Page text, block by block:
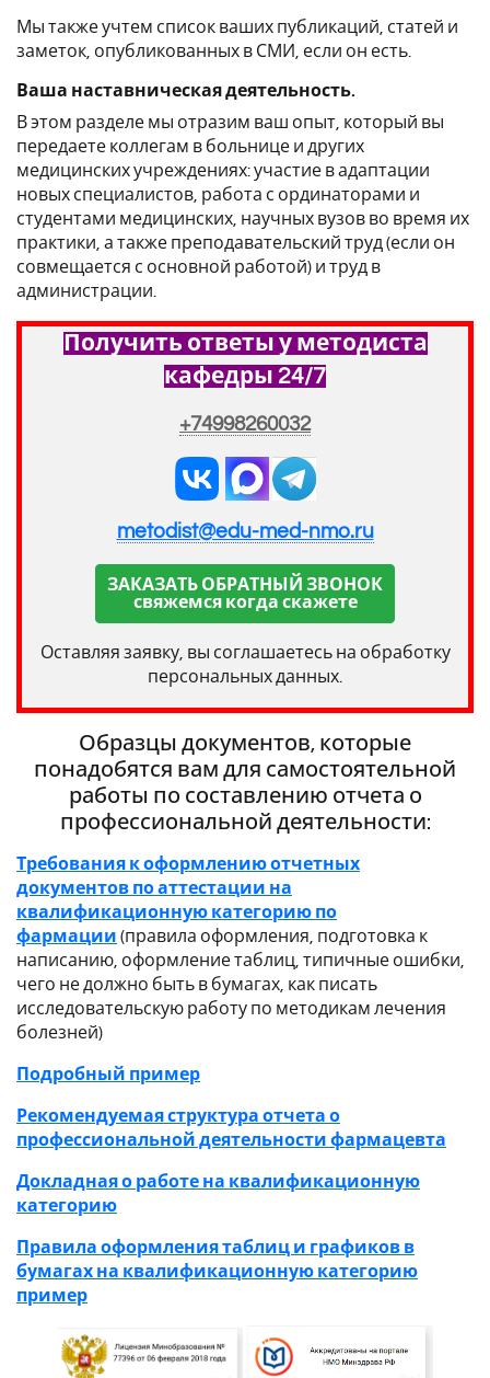
Мы также учтем список ваших публикаций, статей и
заметок, опубликованных в СМИ, если он есть.
Ваша наставническая деятельность.
В этом разделе мы отразим ваш опыт, который вы
передаете коллегам в больнице и других
медицинских учреждениях: участие в адаптации
новых специалистов, работа с ординаторами и
студентами медицинских, научных вузов во время их
практики, а также преподавательский труд (если он
совмещается с основной работой) и труд в
администрации.
Получить ответы у методиста
кафедры 24/7
+74998260032
metodist@edu-med-nmo.ru
ЗАКАЗАТЬ ОБРАТНЫЙ ЗВОНОК
свяжемся когда скажете
Оставляя заявку, вы соглашаетесь на обработку
персональных данных.
Образцы документов, которые
понадобятся вам для самостоятельной
работы по составлению отчета о
профессиональной деятельности:
Требования к оформлению отчетных
документов по аттестации на
квалификационную категорию по
фармации (правила оформления, подготовка к
написанию, оформление таблиц, типичные ошибки,
чего не должно быть в бумагах, как писать
исследовательскую работу по методикам лечения
болезней)
Подробный пример
Рекомендуемая структура отчета о
профессиональной деятельности фармацевта
Докладная о работе на квалификационную
категорию
Правила оформления таблиц и графиков в
бумагах на квалификационную категорию
пример